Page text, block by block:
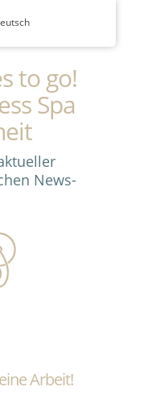
to go!
Spa
News-
Arbeit!